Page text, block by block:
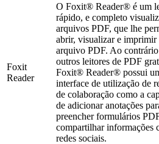
Foxit
Reader
O Foxit® Reader® é um
rápido, e completo
arquivos PDF, que lhe
abrir, visualizar e imprimir
arquivo PDF. Ao
outros leitores de PDF
Foxit® Reader® possui
interface de utilização de
de colaboração como a
de adicionar anotações
preencher formulários
compartilhar informações
redes sociais.